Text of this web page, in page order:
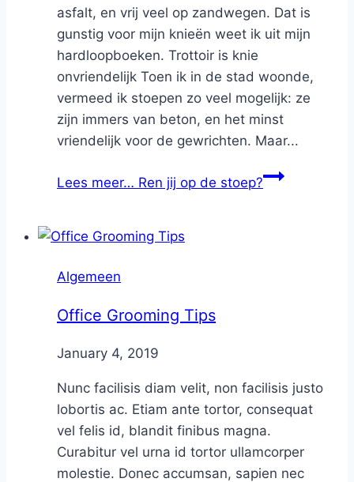
asfalt, en vrij veel op zandwegen. Dat is
gunstig voor mijn knieën weet ik uit mijn
hardloopboeken. Trottoir is knie
onvriendelijk Toen ik in de stad woonde,
vermeed ik stoepen zo veel mogelijk: ze
zijn immers van beton, en het minst
vriendelijk voor de gewrichten. Maar...
Lees meer… Ren jij op de stoep?
Algemeen
Office Grooming Tips
ByNicole
January 4, 2019
Nunc facilisis diam velit, non facilisis justo
lobortis ac. Etiam ante tortor, consequat
vel felis id, blandit finibus magna.
Curabitur vel urna id tortor ullamcorper
molestie. Donec accumsan, sapien nec